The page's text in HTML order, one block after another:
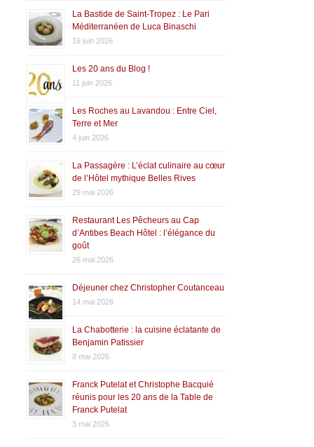
La Bastide de Saint-Tropez : Le Pari
Méditerranéen de Luca Binaschi
16 juin 2026
Les 20 ans du Blog !
11 juin 2026
Les Roches au Lavandou : Entre Ciel,
Terre et Mer
4 juin 2026
La Passagère : L’éclat culinaire au cœur
de l’Hôtel mythique Belles Rives
29 mai 2026
Restaurant Les Pêcheurs au Cap
d’Antibes Beach Hôtel : l’élégance du
goût
26 mai 2026
Déjeuner chez Christopher Coutanceau
14 mai 2026
La Chabotterie : la cuisine éclatante de
Benjamin Patissier
8 mai 2026
Franck Putelat et Christophe Bacquié
réunis pour les 20 ans de la Table de
Franck Putelat
3 mai 2026